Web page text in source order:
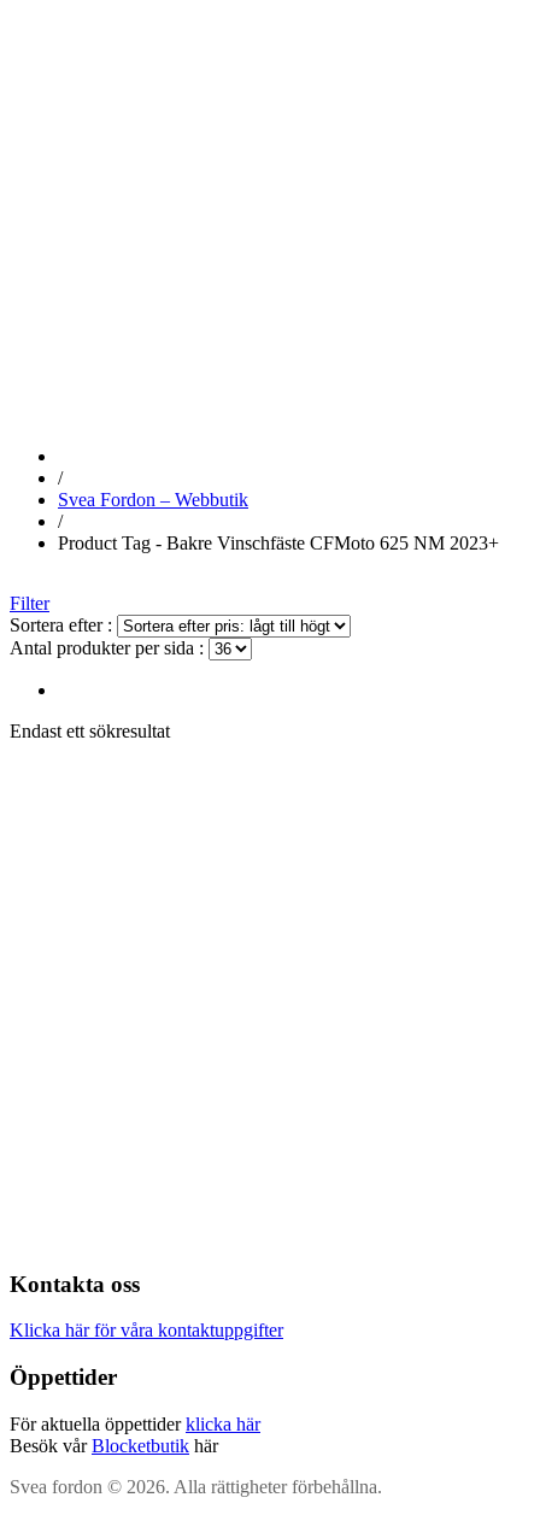
/
Svea Fordon – Webbutik
/
Product Tag - Bakre Vinschfäste CFMoto 625 NM 2023+
Filter
Sortera efter :
Antal produkter per sida :
Endast ett sökresultat
Kontakta oss
Klicka här för våra kontaktuppgifter
Öppettider
För aktuella öppettiderklicka här
Besök vårBlocketbutik här
Svea fordon © 2026. Alla rättigheter förbehållna.